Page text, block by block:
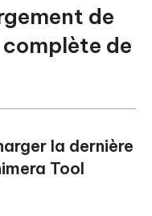
de
de
la dernière
Tool